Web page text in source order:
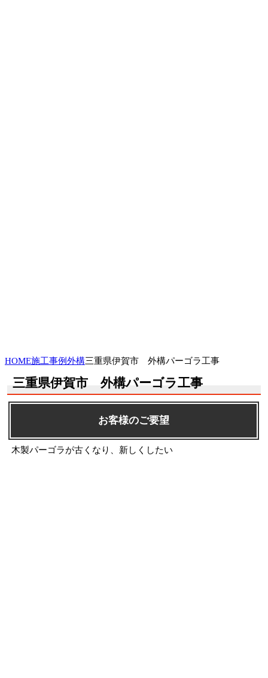
HOME施工事例外構三重県伊賀市 外構パーゴラ工事
三重県伊賀市 外構パーゴラ工事
お客様のご要望
木製パーゴラが古くなり、新しくしたい